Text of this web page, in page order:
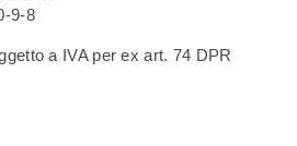
9-8
a IVA per ex art. 74 DPR